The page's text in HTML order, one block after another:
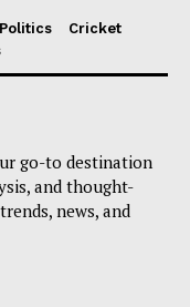
Politics
Cricket
go-to destination
and thought-
news, and